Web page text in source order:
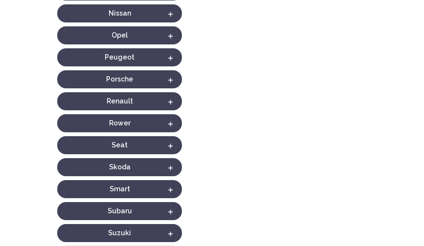
Nissan
Opel
Peugeot
Porsche
Renault
Rower
Seat
Skoda
Smart
Subaru
Suzuki